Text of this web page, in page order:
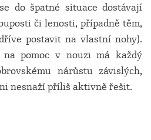
do špatné situace dostávají
či lenosti, případně těm,
postavit na vlastní nohy).
pomoc v nouzi má každý
nárůstu závislých,
nesnaží příliš aktivně řešit.